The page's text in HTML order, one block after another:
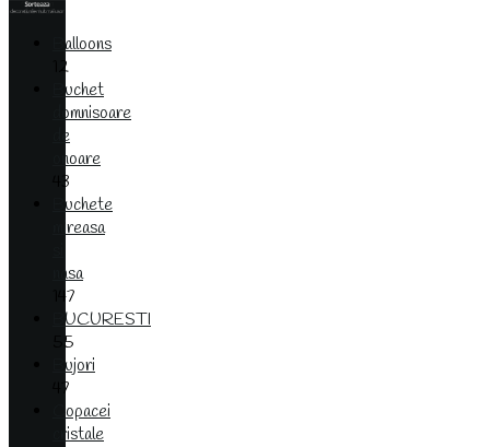
Balloons
12
Buchet
domnisoare
de
onoare
43
Buchete
mireasa
nasa
147
BUCURESTI
55
Bujori
47
Copacei
cristale